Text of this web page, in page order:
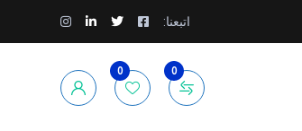
اتبعنا:
0
0